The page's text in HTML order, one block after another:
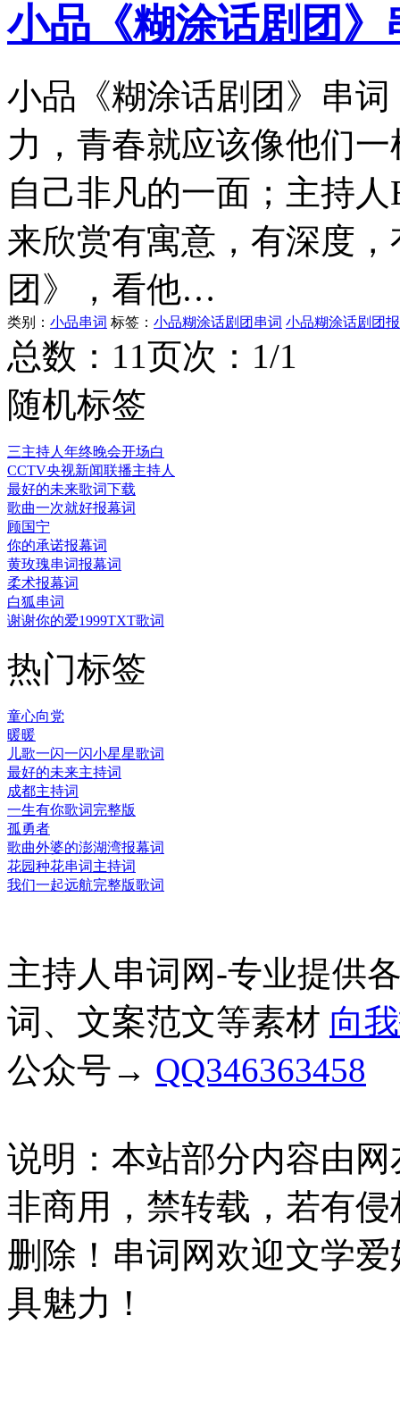
小品《糊涂话剧团》
小品《糊涂话剧团》串
力，青春就应该像他们
自己非凡的一面；主持
来欣赏有寓意，有深度
团》，看他…
类别： 小品串词 标签： 小品糊涂话剧团串词 小品糊涂话剧团
总数：11页次：1/1
随机标签
三主持人年终晚会开场白
CCTV央视新闻联播主持人
最好的未来歌词下载
歌曲一次就好报幕词
顾国宁
你的承诺报幕词
黄玫瑰串词报幕词
柔术报幕词
白狐串词
谢谢你的爱1999TXT歌词
热门标签
童心向党
暖暖
儿歌一闪一闪小星星歌词
最好的未来主持词
成都主持词
一生有你歌词完整版
孤勇者
歌曲外婆的澎湖湾报幕词
花园种花串词主持词
我们一起远航完整版歌词
主持人串词网-专业提供
词、文案范文等素材 向
公众号→ QQ346363458
说明：本站部分内容由
非商用，禁转载，若有
删除！串词网欢迎文学
具魅力！